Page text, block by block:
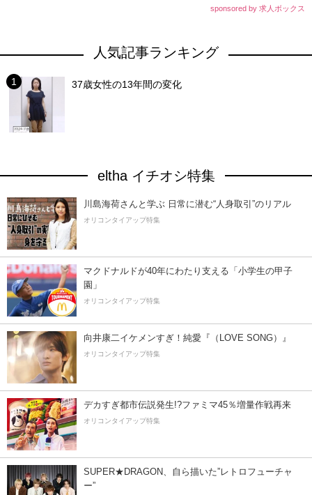
sponsored by 求人ボックス
人気記事ランキング
37歳女性の13年間の変化
eltha イチオシ特集
川島海荷さんと学ぶ 日常に潜む“人身取引”のリアル
オリコンタイアップ特集
マクドナルドが40年にわたり支える「小学生の甲子
園」
オリコンタイアップ特集
向井康二イケメンすぎ！純愛『（LOVE SONG）』
オリコンタイアップ特集
デカすぎ都市伝説発生!?ファミマ45％増量作戦再来
オリコンタイアップ特集
SUPER★DRAGON、自ら描いた”レトロフューチャ
ー”